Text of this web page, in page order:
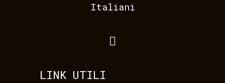
Italiani
LINK UTILI